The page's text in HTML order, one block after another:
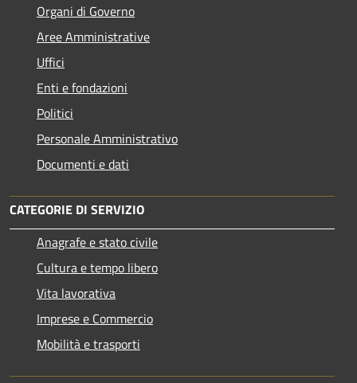
Organi di Governo
Aree Amministrative
Uffici
Enti e fondazioni
Politici
Personale Amministrativo
Documenti e dati
CATEGORIE DI SERVIZIO
Anagrafe e stato civile
Cultura e tempo libero
Vita lavorativa
Imprese e Commercio
Mobilità e trasporti